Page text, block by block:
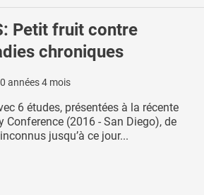
Petit fruit contre
chroniques
années 4 mois
6 études, présentées à la récente
Conference (2016 - San Diego), de
jusqu’à ce jour...